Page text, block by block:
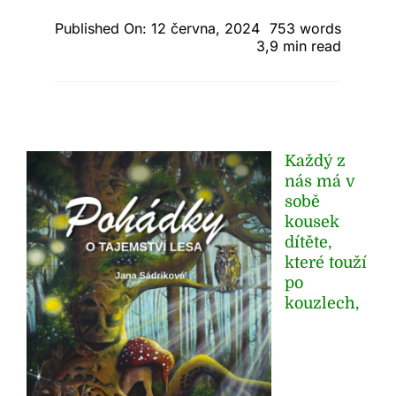
Published On: 12 června, 2024 753 words
3,9 min read
Každý z
nás má v
sobě
kousek
dítěte,
které touží
po
kouzlech,